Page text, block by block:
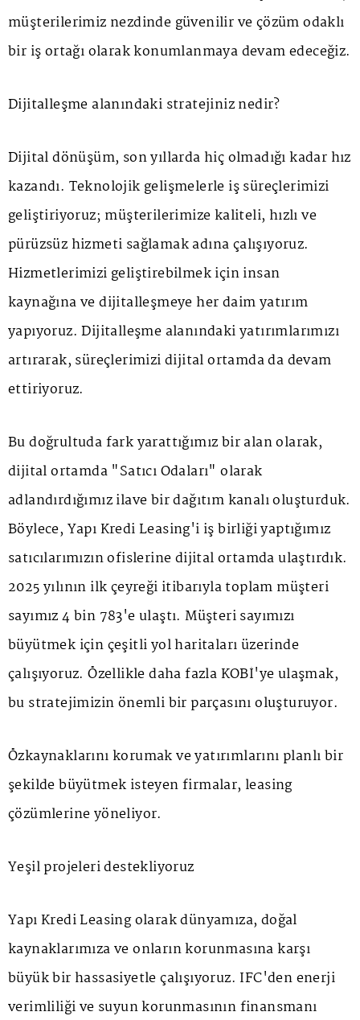
müşterilerimiz nezdinde güvenilir ve çözüm odaklı
bir iş ortağı olarak konumlanmaya devam edeceğiz.
Dijitalleşme alanındaki stratejiniz nedir?
Dijital dönüşüm, son yıllarda hiç olmadığı kadar hız
kazandı. Teknolojik gelişmelerle iş süreçlerimizi
geliştiriyoruz; müşterilerimize kaliteli, hızlı ve
pürüzsüz hizmeti sağlamak adına çalışıyoruz.
Hizmetlerimizi geliştirebilmek için insan
kaynağına ve dijitalleşmeye her daim yatırım
yapıyoruz. Dijitalleşme alanındaki yatırımlarımızı
artırarak, süreçlerimizi dijital ortamda da devam
ettiriyoruz.
Bu doğrultuda fark yarattığımız bir alan olarak,
dijital ortamda "Satıcı Odaları" olarak
adlandırdığımız ilave bir dağıtım kanalı oluşturduk.
Böylece, Yapı Kredi Leasing'i iş birliği yaptığımız
satıcılarımızın ofislerine dijital ortamda ulaştırdık.
2025 yılının ilk çeyreği itibarıyla toplam müşteri
sayımız 4 bin 783'e ulaştı. Müşteri sayımızı
büyütmek için çeşitli yol haritaları üzerinde
çalışıyoruz. Özellikle daha fazla KOBİ'ye ulaşmak,
bu stratejimizin önemli bir parçasını oluşturuyor.
Özkaynaklarını korumak ve yatırımlarını planlı bir
şekilde büyütmek isteyen firmalar, leasing
çözümlerine yöneliyor.
Yeşil projeleri destekliyoruz
Yapı Kredi Leasing olarak dünyamıza, doğal
kaynaklarımıza ve onların korunmasına karşı
büyük bir hassasiyetle çalışıyoruz. IFC'den enerji
verimliliği ve suyun korunmasının finansmanı